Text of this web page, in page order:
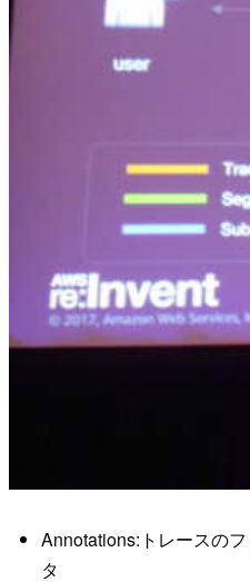
Annotations:トレースの
タ